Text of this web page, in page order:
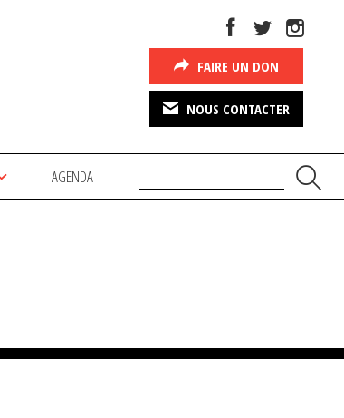
FAIRE UN DON
NOUS CONTACTER
AGENDA